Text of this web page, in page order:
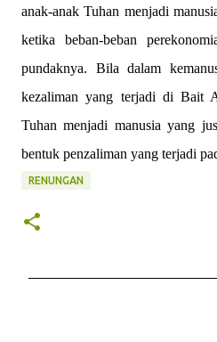
anak-anak Tuhan menjadi
ketika beban-beban
pundaknya. Bila dalam
kezaliman yang terjadi di Bait
Tuhan menjadi manusia yang
bentuk penzaliman yang terjadi
RENUNGAN